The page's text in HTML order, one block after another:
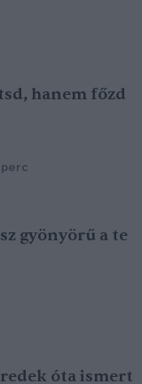
hanem főzd
gyönyörű a te
óta ismert